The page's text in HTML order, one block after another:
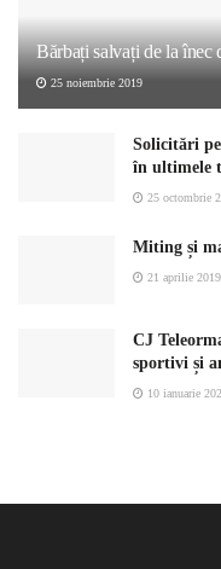
Bărbați salvați de la
25 noiembrie 2019
Solicitări
în ultimele
25 octombrie
Miting și
21 aprilie 2019
CJ
sportivi și
10 ianuarie